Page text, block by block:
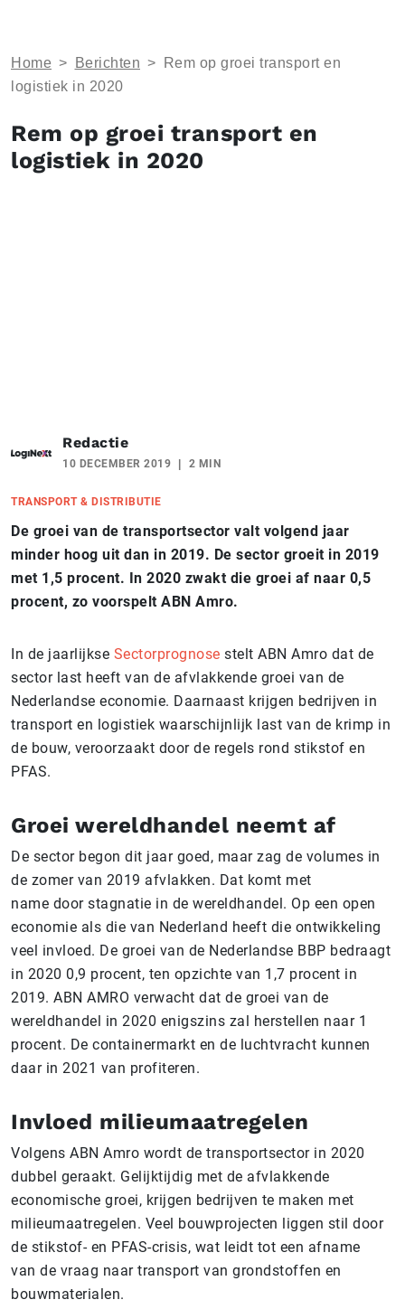
Home > Berichten >
Rem op groei transport en
logistiek in 2020
Rem op groei transport en
logistiek in 2020
Redactie
10 DECEMBER 2019 2 MIN
TRANSPORT & DISTRIBUTIE
De groei van de transportsector valt volgend jaar
minder hoog uit dan in 2019. De sector groeit in 2019
met 1,5 procent. In 2020 zwakt die groei af naar 0,5
procent, zo voorspelt ABN Amro.
In de jaarlijkse Sectorprognose stelt ABN Amro dat de
sector last heeft van de afvlakkende groei van de
Nederlandse economie. Daarnaast krijgen bedrijven in
transport en logistiek waarschijnlijk last van de krimp in
de bouw, veroorzaakt door de regels rond stikstof en
PFAS.
Groei wereldhandel neemt af
De sector begon dit jaar goed, maar zag de volumes in
de zomer van 2019 afvlakken. Dat komt met
name door stagnatie in de wereldhandel. Op een open
economie als die van Nederland heeft die ontwikkeling
veel invloed. De groei van de Nederlandse BBP bedraagt
in 2020 0,9 procent, ten opzichte van 1,7 procent in
2019. ABN AMRO verwacht dat de groei van de
wereldhandel in 2020 enigszins zal herstellen naar 1
procent. De containermarkt en de luchtvracht kunnen
daar in 2021 van profiteren.
Invloed milieumaatregelen
Volgens ABN Amro wordt de transportsector in 2020
dubbel geraakt. Gelijktijdig met de afvlakkende
economische groei, krijgen bedrijven te maken met
milieumaatregelen. Veel bouwprojecten liggen stil door
de stikstof- en PFAS-crisis, wat leidt tot een afname
van de vraag naar transport van grondstoffen en
bouwmaterialen.